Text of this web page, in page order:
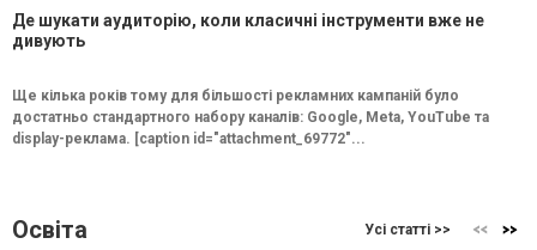
Де шукати аудиторію, коли класичні інструменти вже не
дивують
Ще кілька років тому для більшості рекламних кампаній було
достатньо стандартного набору каналів: Google, Meta, YouTube та
display-реклама. [caption id="attachment_69772"...
Освіта Усі статті >>